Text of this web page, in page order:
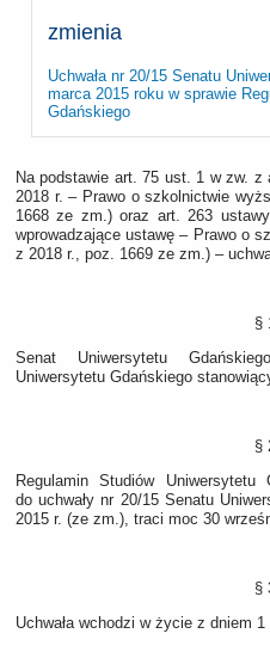
zmienia
Uchwała nr 20/15 Senatu
marca 2015 roku w sprawie
Gdańskiego
Na podstawie art. 75 ust. 1 w zw.
2018 r. – Prawo o szkolnictwie
1668 ze zm.) oraz art. 263
wprowadzające ustawę – Prawo o
z 2018 r., poz. 1669 ze zm.) –
§
Senat Uniwersytetu
Uniwersytetu Gdańskiego
§
Regulamin Studiów Uniwersytetu
do uchwały nr 20/15 Senatu
2015 r. (ze zm.), traci moc 30
§
Uchwała wchodzi w życie z dniem